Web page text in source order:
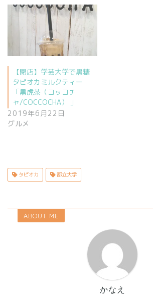
【閉店】学芸大学で黒糖
タピオカミルクティー
「黒虎茶（コッコチ
ャ/COCCOCHA） 」
2019年6月22日
グルメ
タピオカ 都立大学
ABOUT ME
かなえ